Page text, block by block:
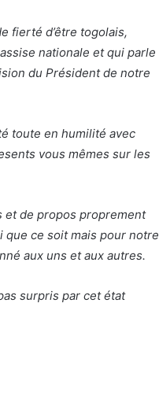
fierté d’être togolais,
nationale et qui parle
du Président de notre
toute en humilité avec
vous mêmes sur les
et de propos proprement
que ce soit mais pour notre
aux uns et aux autres.
surpris par cet état